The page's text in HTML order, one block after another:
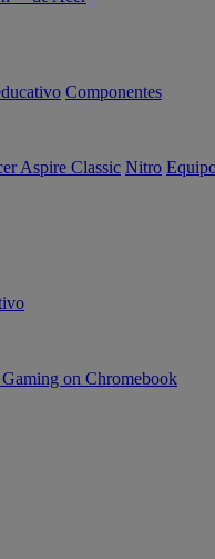
Componentes
Aspire Classic Nitro
on Chromebook